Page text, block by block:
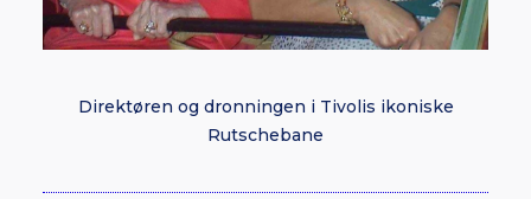
Direktøren og dronningen i Tivolis ikoniske
Rutschebane